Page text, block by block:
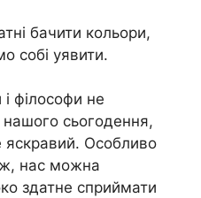
бачити кольори,
собі уявити.
філософи не
нашого сьогодення,
яскравий. Особливо
ж, нас можна
здатне сприймати